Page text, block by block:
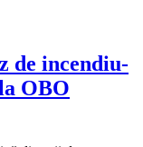
de incendiu-
OBO